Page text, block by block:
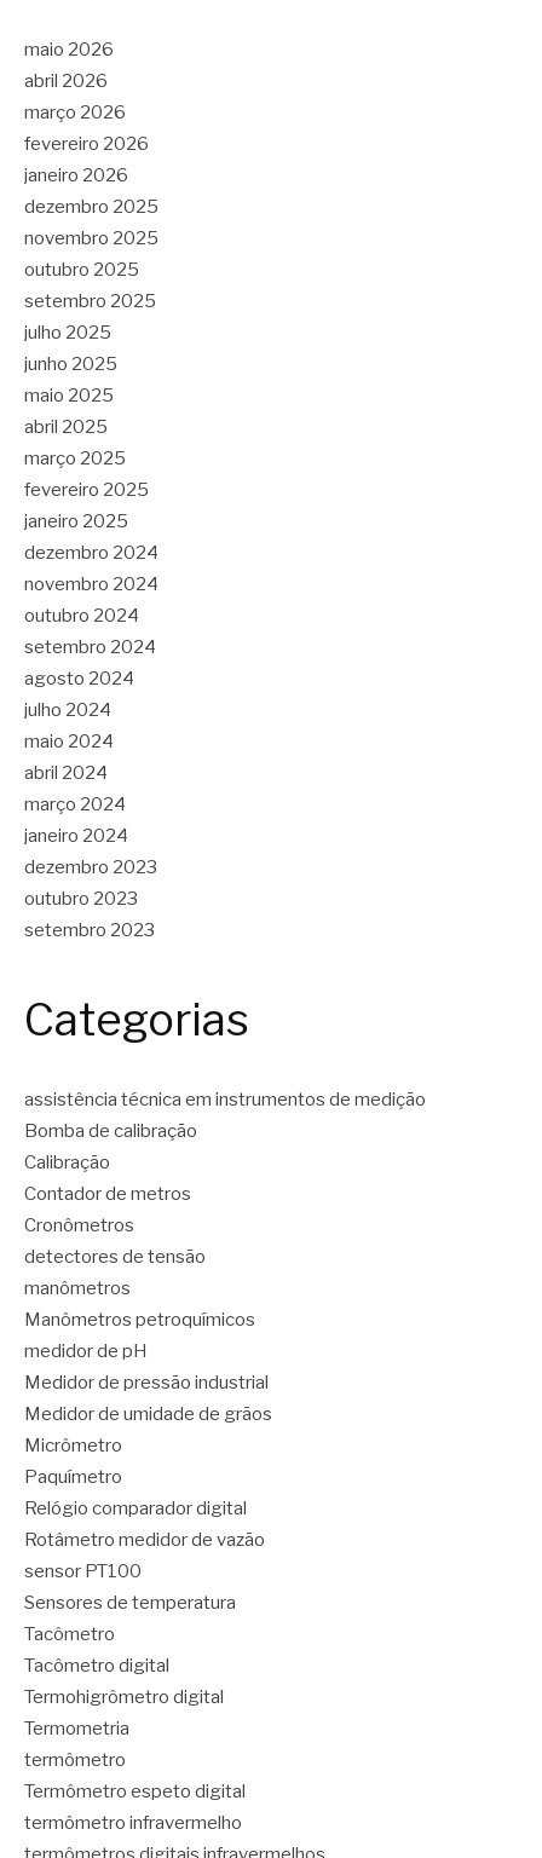
maio 2026
abril 2026
março 2026
fevereiro 2026
janeiro 2026
dezembro 2025
novembro 2025
outubro 2025
setembro 2025
julho 2025
junho 2025
maio 2025
abril 2025
março 2025
fevereiro 2025
janeiro 2025
dezembro 2024
novembro 2024
outubro 2024
setembro 2024
agosto 2024
julho 2024
maio 2024
abril 2024
março 2024
janeiro 2024
dezembro 2023
outubro 2023
setembro 2023
Categorias
assistência técnica em instrumentos de medição
Bomba de calibração
Calibração
Contador de metros
Cronômetros
detectores de tensão
manômetros
Manômetros petroquímicos
medidor de pH
Medidor de pressão industrial
Medidor de umidade de grãos
Micrômetro
Paquímetro
Relógio comparador digital
Rotâmetro medidor de vazão
sensor PT100
Sensores de temperatura
Tacômetro
Tacômetro digital
Termohigrômetro digital
Termometria
termômetro
Termômetro espeto digital
termômetro infravermelho